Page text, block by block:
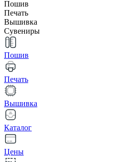
Пошив
Печать
Вышивка
Сувениры
Пошив
Печать
Вышивка
Каталог
Цены